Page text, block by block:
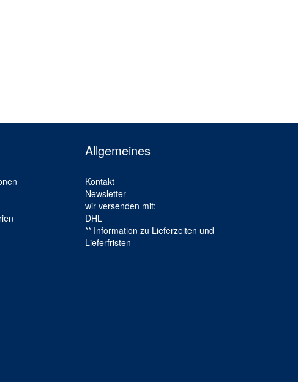
Allgemeines
Kontakt
Newsletter
wir versenden mit:
DHL
** Information zu Lieferzeiten und
Lieferfristen